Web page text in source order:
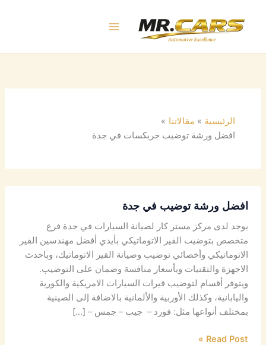
المحتوى
الرئيسية
مقالاتنا
افضل ورشة توضيب جربكسات في جدة
افضل ورشة توضيب في جدة
يوجد لدى مركز مستر كار لصيانة السيارات في جدة فرع
متخصص بتوضيب القير الاتوماتيكي بأيدي أفضل مهندسين القير
الاتوماتيكي وأخصائي توضيب وصيانة القير الاتوماتيك، وباحدث
الاجهزة والتقنيات وبأسعار منافسة وضمان على التوضيب.
ويتوفر أقسام لتوضيب قيرات السيارات الامريكية والكورية
واليابانية، وكذلك الأوربية والألمانية بالاضافة إلى الصينية
بمختلف أنواعها مثل: فورد – جيب – جمس – […]
Read Post »